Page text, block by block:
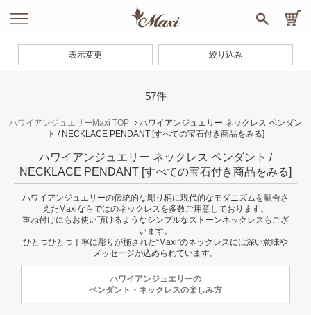
57件
ハワイアンジュエリーMaxi TOP
ハワイアンジュエリー ネックレス ペンダン
ト / NECKLACE PENDANT [すべての宝石付き商品をみる]
ハワイアンジュエリー ネックレス ペンダント /
NECKLACE PENDANT [すべての宝石付き商品をみる]
ハワイアンジュエリーの伝統的な彫り柄に現代的なモダニズムを融合さ
えたMaxiならではのネックレスを多数ご用意しております。
重ね付けにもお使い頂けるようなシンプルなストーンネックレスもござ
います。
ひとつひとつ丁寧に彫りが施された“Maxi”のネックレスには深い意味や
メッセージが込められています。
ハワイアンジュエリーの
ペンダント・ネックレスの楽しみ方
表示変更 絞り込み